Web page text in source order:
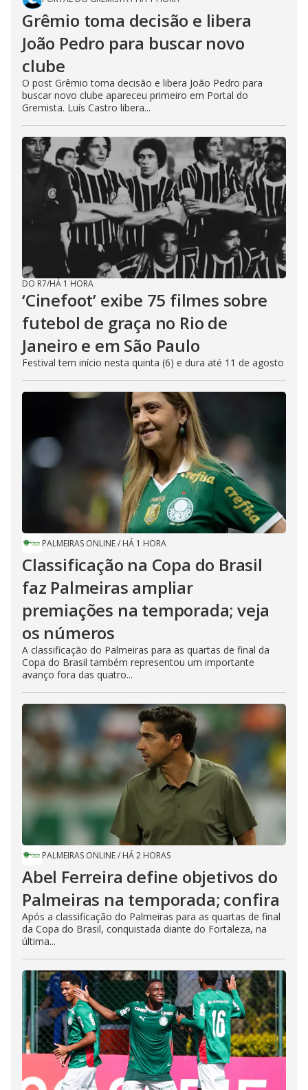
Grêmio toma decisão e libera
João Pedro para buscar novo
clube
O post Grêmio toma decisão e libera João Pedro para
buscar novo clube apareceu primeiro em Portal do
Gremista. Luís Castro libera...
DO R7/HÁ 1 HORA
‘Cinefoot’ exibe 75 filmes sobre
futebol de graça no Rio de
Janeiro e em São Paulo
Festival tem início nesta quinta (6) e dura até 11 de agosto
PALMEIRAS ONLINE/ HÁ 1 HORA
Classificação na Copa do Brasil
faz Palmeiras ampliar
premiações na temporada; veja
os números
A classificação do Palmeiras para as quartas de final da
Copa do Brasil também representou um importante
avanço fora das quatro...
PALMEIRAS ONLINE/ HÁ 2 HORAS
Abel Ferreira define objetivos do
Palmeiras na temporada; confira
Após a classificação do Palmeiras para as quartas de final
da Copa do Brasil, conquistada diante do Fortaleza, na
última...